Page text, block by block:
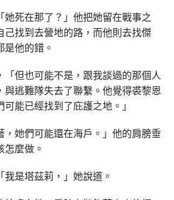
她死在那了？」他把她留在戰事之
己找到去營地的路，而他則去找傑
他的錯。
「但也可能不是，跟我談過的那個人
與逃難隊失去了聯繫。他覺得裘黎恩
能已經找到了庇護之地。」
，她們可能還在海戶。」他的肩膀垂
麼做。
是塔茲莉，」她說道。